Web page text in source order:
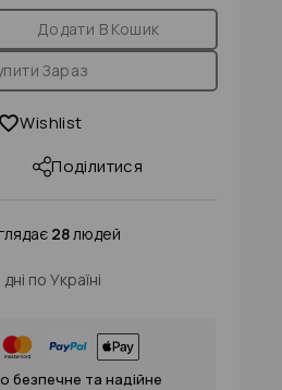
Додати В Кошик
Зараз
Wishlist
Поділитися
28людей
по Україні
безпечне та надійне